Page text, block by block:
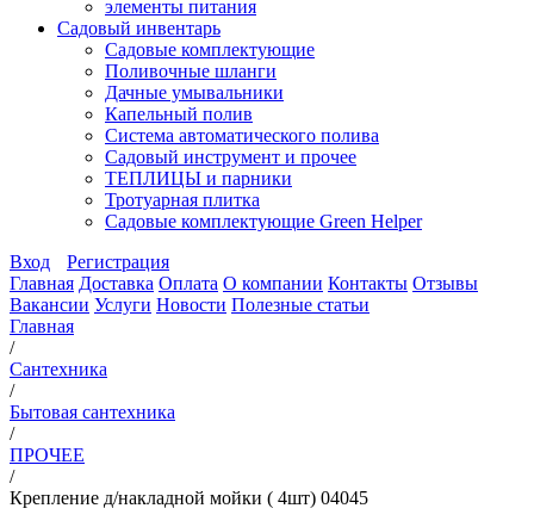
элементы питания
Садовый инвентарь
Садовые комплектующие
Поливочные шланги
Дачные умывальники
Капельный полив
Система автоматического полива
Садовый инструмент и прочее
ТЕПЛИЦЫ и парники
Тротуарная плитка
Садовые комплектующие Green Helper
Вход
Регистрация
Главная Доставка Оплата О компании Контакты Отзывы
Вакансии Услуги Новости Полезные статьи
Главная
/
Сантехника
/
Бытовая сантехника
/
ПРОЧЕЕ
/
Крепление д/накладной мойки ( 4шт) 04045